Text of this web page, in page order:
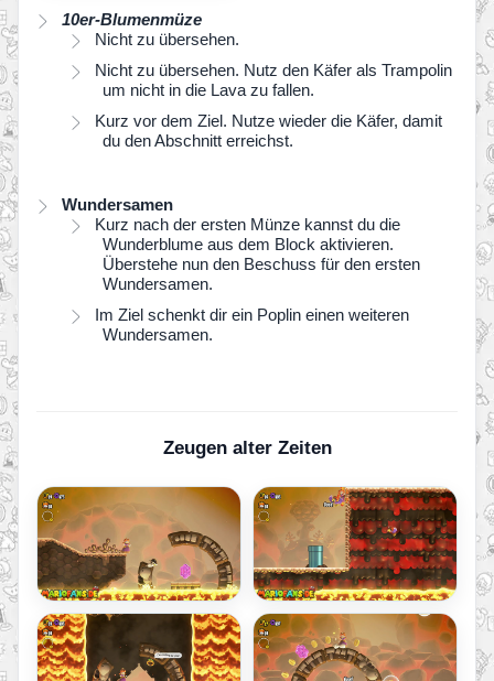
10er-Blumenmüze
Nicht zu übersehen.
Nicht zu übersehen. Nutz den Käfer als Trampolin
um nicht in die Lava zu fallen.
Kurz vor dem Ziel. Nutze wieder die Käfer, damit
du den Abschnitt erreichst.
Wundersamen
Kurz nach der ersten Münze kannst du die
Wunderblume aus dem Block aktivieren.
Überstehe nun den Beschuss für den ersten
Wundersamen.
Im Ziel schenkt dir ein Poplin einen weiteren
Wundersamen.
Zeugen alter Zeiten